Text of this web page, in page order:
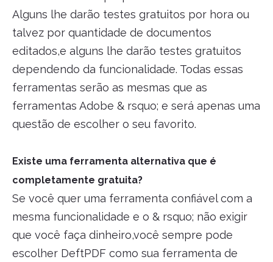
Alguns lhe darão testes gratuitos por hora ou
talvez por quantidade de documentos
editados,e alguns lhe darão testes gratuitos
dependendo da funcionalidade. Todas essas
ferramentas serão as mesmas que as
ferramentas Adobe & rsquo; e será apenas uma
questão de escolher o seu favorito.
Existe uma ferramenta alternativa que é
completamente gratuita?
Se você quer uma ferramenta confiável com a
mesma funcionalidade e o & rsquo; não exigir
que você faça dinheiro,você sempre pode
escolher DeftPDF como sua ferramenta de